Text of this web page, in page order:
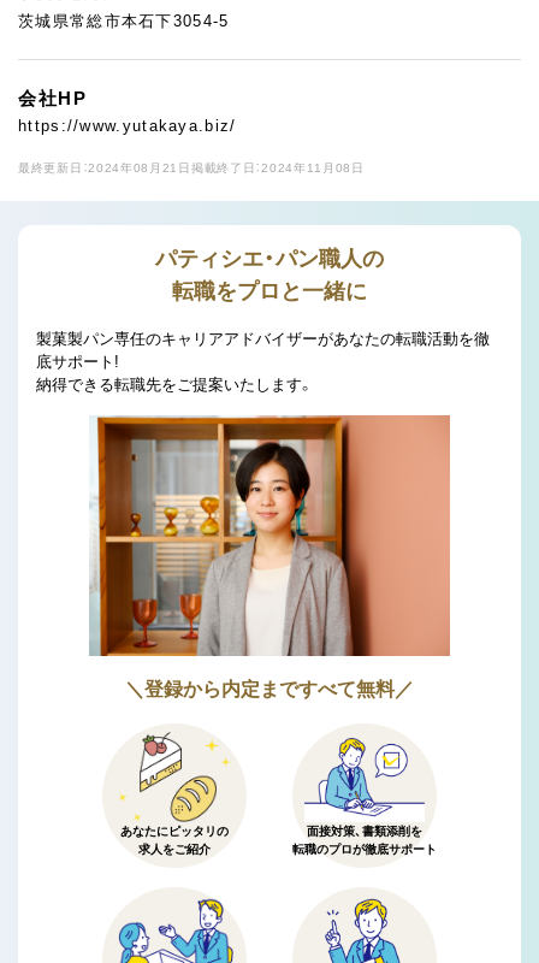
茨城県常総市本石下3054-5
会社HP
https://www.yutakaya.biz/
最終更新日：2024年08月21日 掲載終了日：2024年11月08日
パティシエ・パン職人の
転職をプロと一緒に
製菓製パン専任のキャリアアドバイザーがあなたの転職活動を徹
底サポート!
納得できる転職先をご提案いたします。
＼登録から内定まですべて無料／
あなたにピッタリの
求人をご紹介
面接対策、書類添削を
転職のプロが徹底サポート